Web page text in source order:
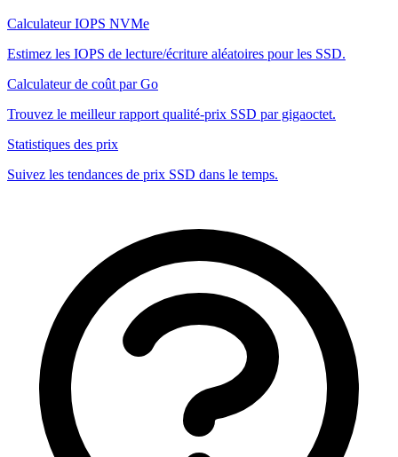
Calculateur IOPS NVMe
Estimez les IOPS de lecture/écriture aléatoires pour les SSD.
Calculateur de coût par Go
Trouvez le meilleur rapport qualité-prix SSD par gigaoctet.
Statistiques des prix
Suivez les tendances de prix SSD dans le temps.